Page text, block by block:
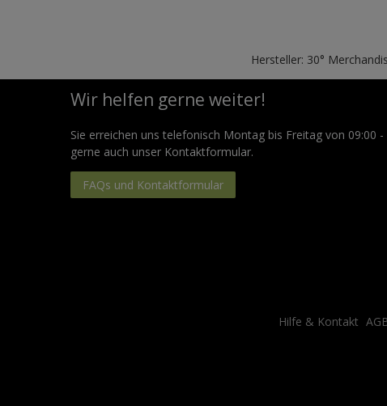
Hersteller: 30°
Wir helfen gerne weiter!
Sie erreichen uns telefonisch Montag bis Freitag von 09:00 -
gerne auch unser Kontaktformular.
FAQs und Kontaktformular
Hilfe & Kontakt